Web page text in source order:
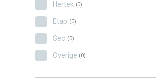
Hertek (0)
Etap (0)
Sec (0)
Overige (0)